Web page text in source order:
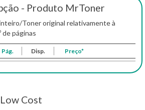
- Produto MrToner
Toner original relativamente à
de páginas
Pág. Disp. Preço*
Cost